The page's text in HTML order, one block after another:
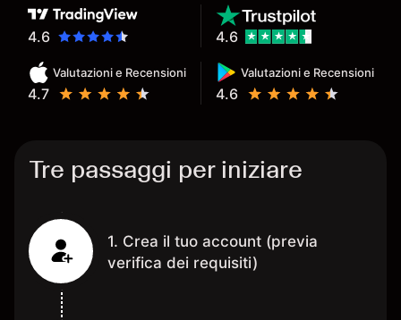
4.6
Valutazioni e Recensioni
4.7
Valutazioni e Recensioni
4.6
4.6
Tre passaggi per iniziare
1. Crea il tuo account (previa
verifica dei requisiti)